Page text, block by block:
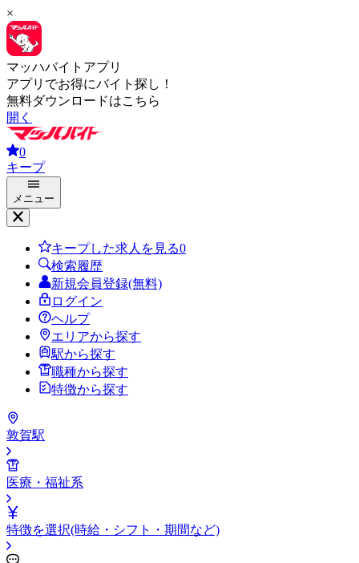
×
マッハバイトアプリ
アプリでお得にバイト探し！
無料ダウンロードはこちら
開く
0
キープ
メニュー
キープした求人を見る0
検索履歴
新規会員登録(無料)
ログイン
ヘルプ
エリアから探す
駅から探す
職種から探す
特徴から探す
敦賀駅
医療・福祉系
特徴を選択(時給・シフト・期間など)